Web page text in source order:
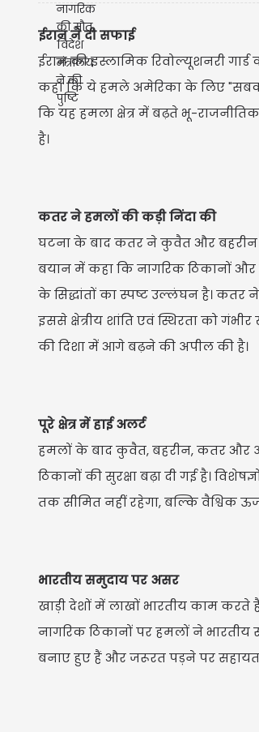
ईरान ने दी सफाई
ईरान की इस्लामिक रिवोल्यूशनरी गार्ड
कहा कि ये हमले अमेरिका के लिए
कि यह हमला क्षेत्र में बढ़ते भू-
है।
कतर ने हमलों की कड़ी निंदा की
घटना के बाद कतर ने कुवैत और बहरीन
बयान में कहा कि नागरिक ठिकानों और
के सिद्धांतों का स्पष्ट उल्लंघन है। कतर
इससे क्षेत्रीय शांति एवं स्थिरता को
की दिशा में आगे बढ़ने की अपील की है।
पूरे क्षेत्र में हाई अलर्ट
हमलों के बाद कुवैत, बहरीन, कतर और
ठिकानों की सुरक्षा बढ़ा दी गई है।
तक सीमित नहीं रहेगा, बल्कि वैश्विक
भारतीय समुदाय पर असर
खाड़ी देशों में लाखों भारतीय काम
नागरिक ठिकानों पर हमलों ने भारतीय
बनाए हुए हैं और जरूरत पड़ने पर